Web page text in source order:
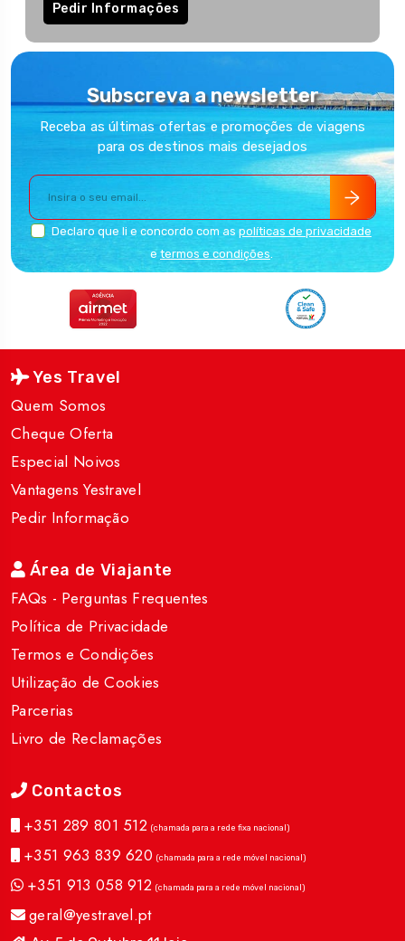
Pedir Informações
Subscreva a newsletter
Receba as últimas ofertas e promoções de viagens
para os destinos mais desejados
Declaro que li e concordo com as políticas de privacidade
e termos e condições.
Yes Travel
Quem Somos
Cheque Oferta
Especial Noivos
Vantagens Yestravel
Pedir Informação
Área de Viajante
FAQs - Perguntas Frequentes
Política de Privacidade
Termos e Condições
Utilização de Cookies
Parcerias
Livro de Reclamações
Contactos
+351 289 801 512 (chamada para a rede fixa nacional)
+351 963 839 620 (chamada para a rede móvel nacional)
+351 913 058 912 (chamada para a rede móvel nacional)
geral@yestravel.pt